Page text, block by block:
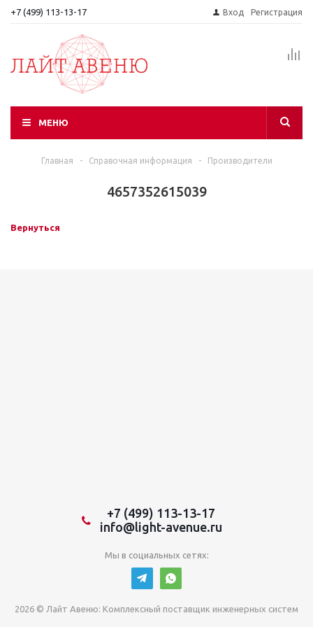
+7 (499) 113-13-17 Вход Регистрация
МЕНЮ
Главная - Справочная информация - Производители
4657352615039
Вернуться
+7 (499) 113-13-17
info@light-avenue.ru
Мы в социальных сетях:
2026 © Лайт Авеню: Комплексный поставщик инженерных систем